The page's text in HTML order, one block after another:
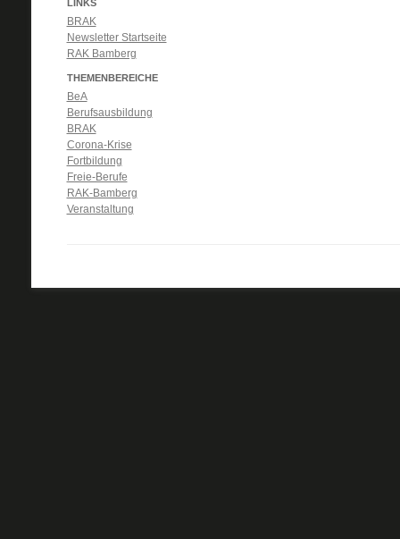
LINKS
BRAK
Newsletter Startseite
RAK Bamberg
THEMENBEREICHE
BeA
Berufsausbildung
BRAK
Corona-Krise
Fortbildung
Freie-Berufe
RAK-Bamberg
Veranstaltung